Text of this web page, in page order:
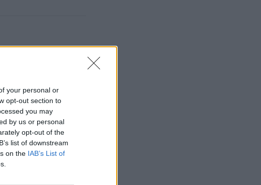
your personal or
opt-out section to
you may
by us or personal
opt-out of the
list of downstream
on the IAB’s List of